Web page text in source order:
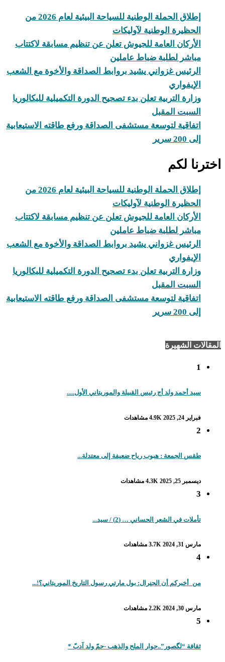
إطلاق الحملة الوطنية للسياحة البيئية لعام 2026 من
الحظيرة الوطنية لآوليكات
الأركان العامة للجيوش تعلن عن تنظيم مسابقة لاكتتاب
مباشر لطلبة ضباط عاملين
الرئيس غزواني يشيد بروابط الصداقة والأخوة مع الشعب
الإيفواري
وزارة التربية تعلن بدء تصحيح الدورة التكميلية للبكالوريا
السبت المقبل
اتفاقية لتوسعة مستشفى الصداقة ورفع طاقته الاستيعابية
إلى 200 سرير
اخترنا لكم
إطلاق الحملة الوطنية للسياحة البيئية لعام 2026 من
الحظيرة الوطنية لآوليكات
الأركان العامة للجيوش تعلن عن تنظيم مسابقة لاكتتاب
مباشر لطلبة ضباط عاملين
الرئيس غزواني يشيد بروابط الصداقة والأخوة مع الشعب
الإيفواري
وزارة التربية تعلن بدء تصحيح الدورة التكميلية للبكالوريا
السبت المقبل
اتفاقية لتوسعة مستشفى الصداقة ورفع طاقته الاستيعابية
إلى 200 سرير
المقالات الشهيرة
1
سيد أحمد ولد أج رئيس القبيلة والموريتاني الأول.....
فبراير 24, 2025 4.9K مشاهدات
2
طقس الجمعة : هبوب رياح ضعيفة إلى معتدلة...
ديسمبر 25, 2025 4.3K مشاهدات
3
تأملات في الشعر الحساني … (2) / سيد...
مارس 31, 2024 3.7K مشاهدات
4
من_أخبركم أن الجنرال: بول مارتي رسول التاريخ الموريتاني؟!...
مارس 30, 2024 2.2K مشاهدات
5
ثقافة “لگصور”..حوار الملح والذهب -حمّ ولد آدبّ *